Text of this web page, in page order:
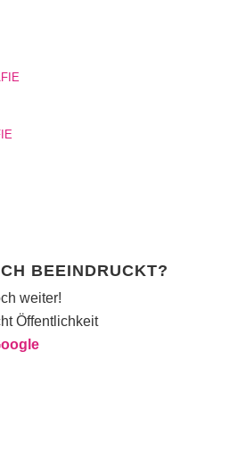
BEEINDRUCKT?
weiter!
Öffentlichkeit